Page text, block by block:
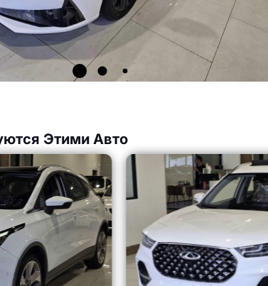
Этими Авто